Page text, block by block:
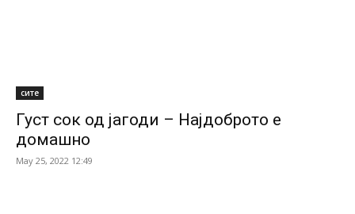
сите
Густ сок од јагоди – Најдоброто е
домашно
May 25, 2022 12:49